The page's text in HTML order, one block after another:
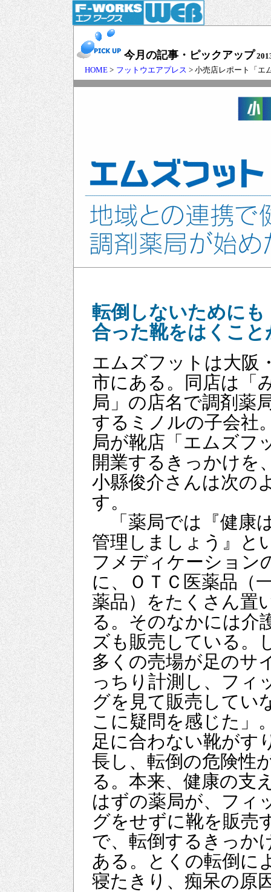
今月の記事・ピックアップ
HOME > フットウエアプレス > 小売店レポート「エ
転倒しないためにも
合った靴をはくこと
エムズフットは大阪
市にある。同店は「
局」の店名で調剤薬
するミノルの子会社
局が靴店「エムズフ
開業するきっかけを
小縣俊介さんは次の
す。
「薬局では『健康
管理しましょう』と
フメディケーション
に、ＯＴＣ医薬品（
薬品）をたくさん置
る。そのなかには介
ズも販売している。
多くの売場が足のサ
っちり計測し、フィ
グを見て販売してい
こに疑問を感じた」
足に合わない靴がす
長し、転倒の危険性
る。本来、健康の支
はずの薬局が、フィ
グをせずに靴を販売
で、転倒するきっか
ある。とくの転倒に
寝たきり、痴呆の原